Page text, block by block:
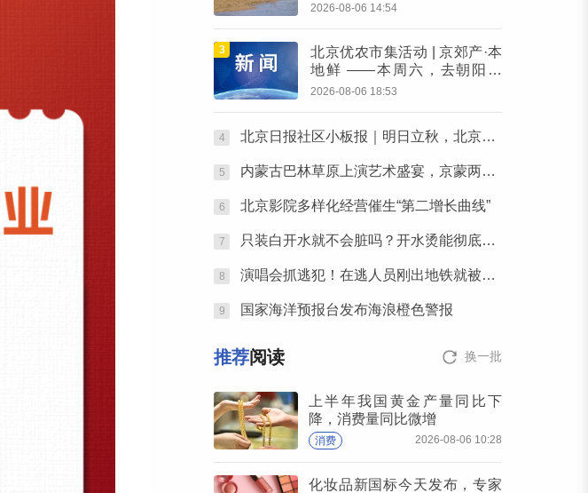
2026-08-06 14:54
3
北京优农市集活动 | 京郊产·本
地鲜 ——本周六，去朝阳公
园“鲜”起来！
2026-08-06 18:53
4 北京日报社区小板报｜明日立秋，北京还要热多久？
5 内蒙古巴林草原上演艺术盛宴，京蒙两地艺术家携手为人民歌唱
6 北京影院多样化经营催生“第二增长曲线”
7 只装白开水就不会脏吗？开水烫能彻底杀菌吗？感控专家详解“吸管杯”藏菌真相｜都视频·热观察
8 演唱会抓逃犯！在逃人员刚出地铁就被逮住
9 国家海洋预报台发布海浪橙色警报
推荐阅读 换一批
上半年我国黄金产量同比下
降，消费量同比微增
消费 2026-08-06 10:28
化妆品新国标今天发布，专家